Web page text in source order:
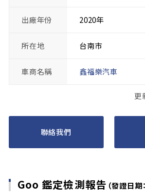
出廠年份 2020年
所在地 台南市
車商名稱 鑫福樂汽車
更
聯絡我們
Goo 鑑定檢測報告 （發證日